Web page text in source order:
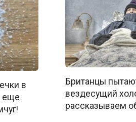
в
еще
Британцы
вездесущий
рассказываем